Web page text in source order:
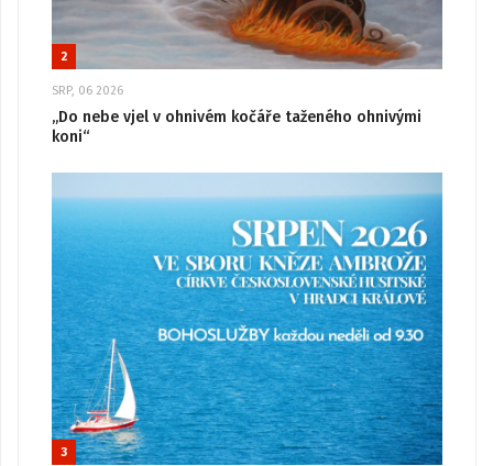
2
SRP, 06 2026
„Do nebe vjel v ohnivém kočáře taženého ohnivými
koni“
3